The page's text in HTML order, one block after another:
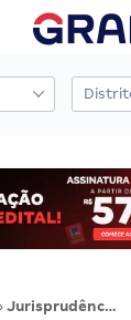
Jurisprudência 16 – O dano moral por uso indevido da marca é aferível in re ipsa